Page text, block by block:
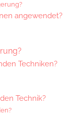
angewendet?
Techniken?
Technik?